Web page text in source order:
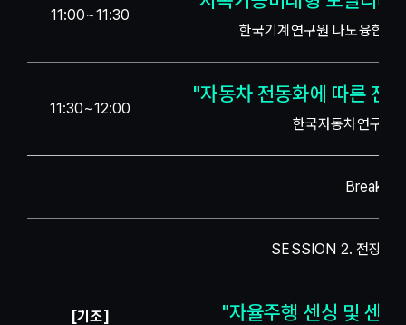
11:00~11:30
한국기계연구원 나노융합장
11:30~12:00
"자동차 전동화에 따른 전
한국자동차연구원
Break
SESSION 2. 전장산
[기조]
"자율주행 센싱 및 센